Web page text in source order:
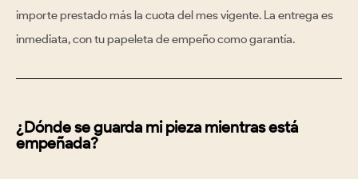
importe prestado más la cuota del mes vigente. La entrega es
inmediata, con tu papeleta de empeño como garantía.
¿Dónde se guarda mi pieza mientras está
empeñada?